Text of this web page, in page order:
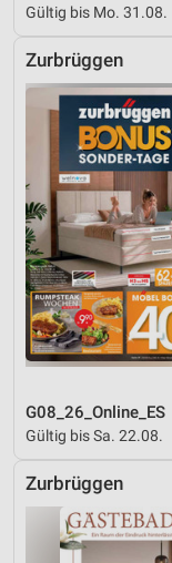
Gültig bis Mo. 31.08.
Zurbrüggen
G08_26_Online_ES
Gültig bis Sa. 22.08.
Zurbrüggen